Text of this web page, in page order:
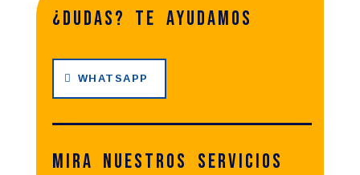
¿dudas? te ayudamos
WHATSAPP
Mira nuestros servicios